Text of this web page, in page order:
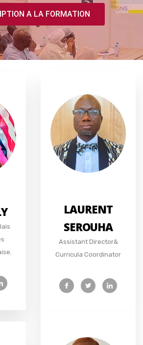
A LA FORMATION
LAURENT
SEROUHA
Assistant Director&
Curricula Coordinator